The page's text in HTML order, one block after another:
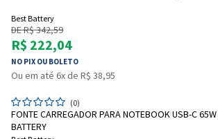
Best Battery
DE R$ 342,59
R$ 222,04
NO PIX OU BOLETO
Ou em até 6x de R$ 38,95
(0)
FONTE CARREGADOR PARA NOTEBOOK USB-C
BATTERY